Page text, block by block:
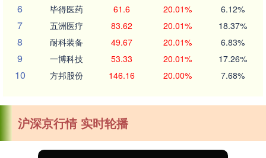
6 毕得医药 61.6 20.01% 6.12%
7 五洲医疗 83.62 20.01% 18.37%
8 耐科装备 49.67 20.01% 6.83%
9 一博科技 53.33 20.01% 17.26%
10 方邦股份 146.16 20.00% 7.68%
沪深京行情 实时轮播